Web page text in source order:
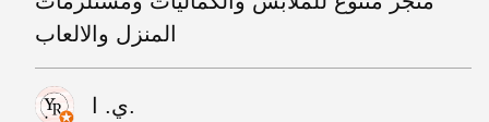
المنزل والالعاب
ي. ا.